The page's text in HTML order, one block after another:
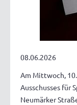
08.06.2026
Am Mittwoch,
Ausschusses für
Neumärker